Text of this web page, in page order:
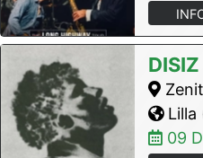
DISIZ
Lilla
09